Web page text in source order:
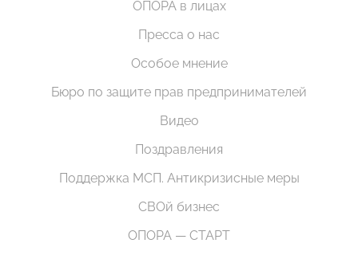
ОПОРА в лицах
Пресса о нас
Особое мнение
Бюро по защите прав предпринимателей
Видео
Поздравления
Поддержка МСП. Антикризисные меры
СВОй бизнес
ОПОРА — СТАРТ